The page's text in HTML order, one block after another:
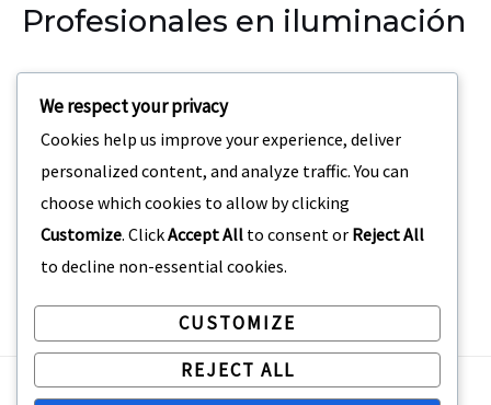
Profesionales en iluminación
Nuestra empresa se especializa en la iluminación para
eventos, teatros, discotecas.
Dirección:Carrera 69 C3 – 42 San Joaquin Medellin,
Colombia
We respect your privacy
Cookies help us improve your experience, deliver
personalized content, and analyze traffic. You can
choose which cookies to allow by clicking
Customize. ClickAccept All to consent or Reject All
to decline non-essential cookies.
CUSTOMIZE
REJECT ALL